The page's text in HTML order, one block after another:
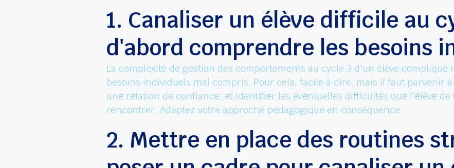
1. Canaliser un élève difficile au
d'abord comprendre les besoins
La complexité de gestion des comportements au cycle 3 d'un élève compliqué
besoins individuels mal compris. Pour cela, facile à dire, mais il faut parvenir
une relation de confiance, et identifier les éventuelles difficultés que l'élève de
rencontrer. Adaptez votre approche pédagogique en conséquence.
2. Mettre en place des routines